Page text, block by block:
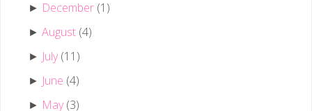
► December (1)
►August (4)
► July (11)
► June (4)
► May (3)